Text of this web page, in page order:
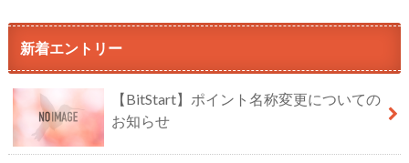
新着エントリー
【BitStart】ポイント名称変更についての
お知らせ